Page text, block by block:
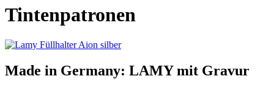
Tintenpatronen
Made in Germany: LAMY mit Gravur